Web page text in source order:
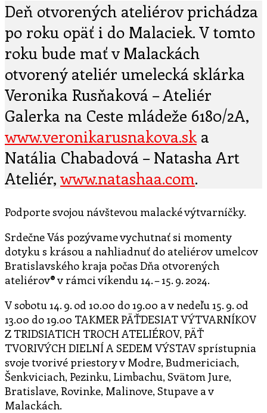
Deň otvorených ateliérov prichádza
po roku opäť i do Malaciek. V tomto
roku bude mať v Malackách
otvorený ateliér umelecká sklárka
Veronika Rusňaková – Ateliér
Galerka na Ceste mládeže 6180/2A,
www.veronikarusnakova.ska
Natália Chabadová – Natasha Art
Ateliér, www.natashaa.com.
Podporte svojou návštevou malacké výtvarníčky.
Srdečne Vás pozývame vychutnať si momenty
dotyku s krásou a nahliadnuť do ateliérov umelcov
Bratislavského kraja počas Dňa otvorených
ateliérov® v rámci víkendu 14. – 15. 9. 2024.
V sobotu 14. 9. od 10.00 do 19.00 a v nedeľu 15. 9. od
13.00 do 19.00 TAKMER PÄŤDESIAT VÝTVARNÍKOV
Z TRIDSIATICH TROCH ATELIÉROV, PÄŤ
TVORIVÝCH DIELNÍ A SEDEM VÝSTAV sprístupnia
svoje tvorivé priestory v Modre, Budmericiach,
Šenkviciach, Pezinku, Limbachu, Svätom Jure,
Bratislave, Rovinke, Malinove, Stupave a v
Malackách.